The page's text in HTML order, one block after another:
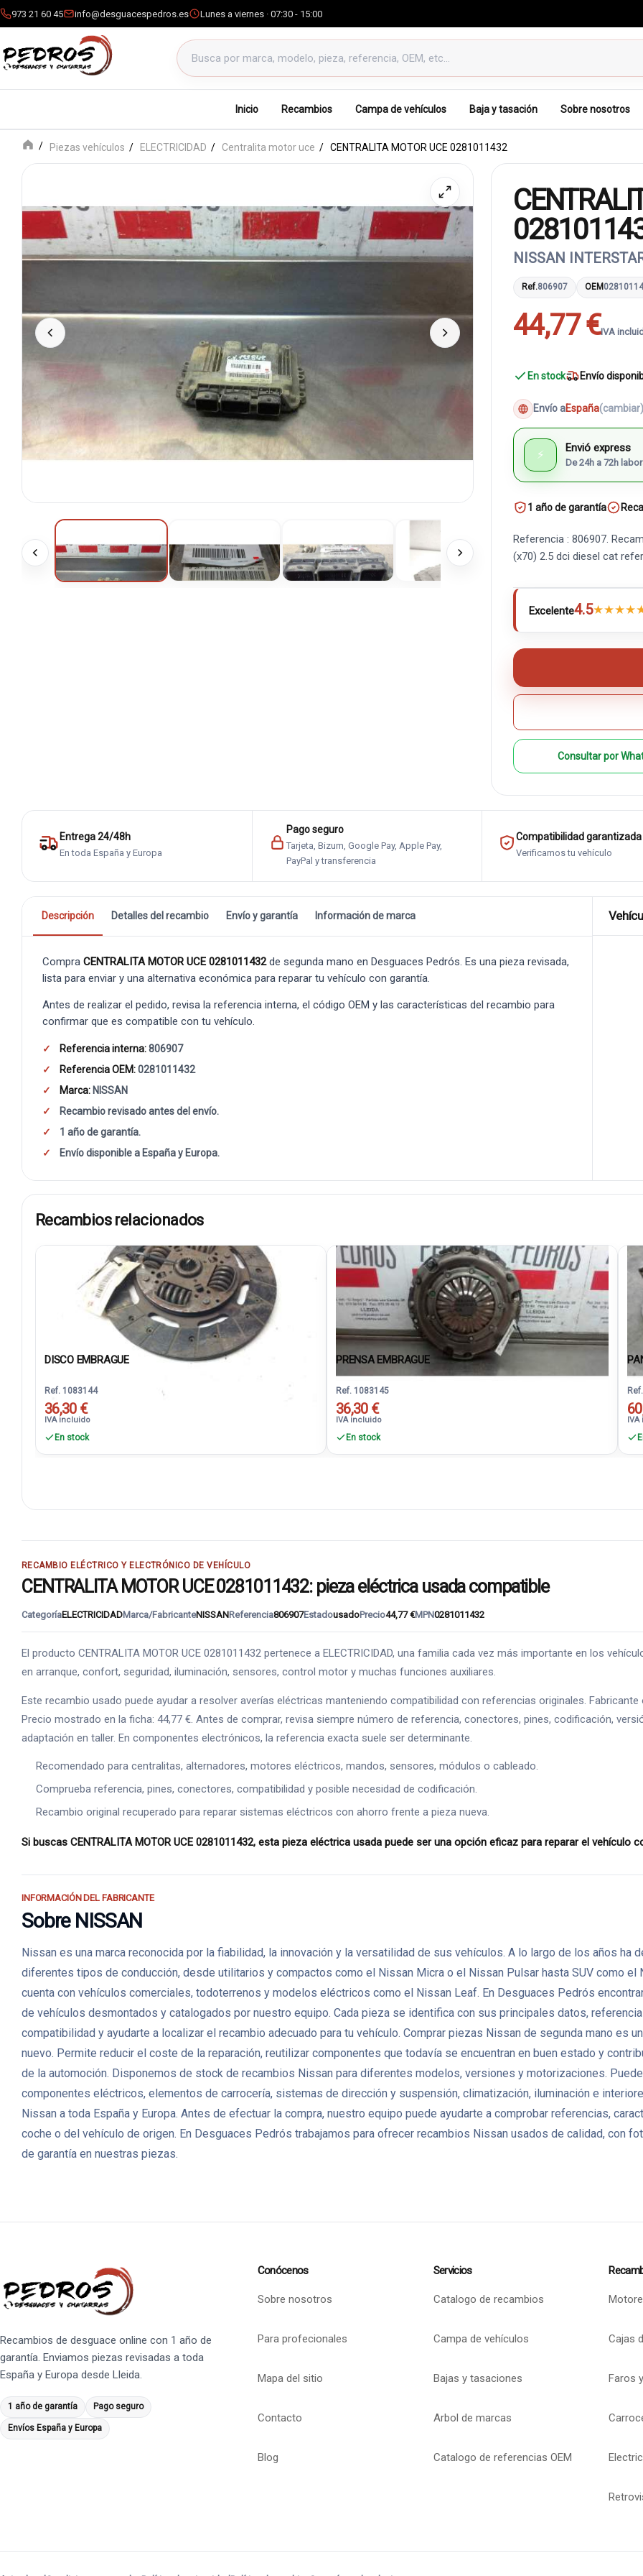
973 21 60 45 info@desguacespedros.es Lunes a viernes · 07:30 - 15:00
Buscar productos
Inicio Recambios Campa de vehículos Baja y tasación Sobre nosotros
Piezas vehículos ELECTRICIDAD Centralita motor uce CENTRALITA MOTOR UCE 0281011432
NISSAN
Ref.806907 OEM
44,77 €IVA
En stock Envío
Envío aEspaña(cambiar)
⚡ Envió express
De 24h a 72h
1 año de garantía
Referencia : 806907.
(x70) 2.5 dci diesel cat
Excelente4.5★★★★
Consultar por
Entrega 24/48h
En toda España y Europa
Pago seguro
Tarjeta, Bizum, Google Pay, Apple Pay,
PayPal y transferencia
Compatibilidad garantizada
Verificamos tu vehículo
Descripción Detalles del recambio Envío y garantía Información de marca
Compra CENTRALITA MOTOR UCE 0281011432de segunda mano en Desguaces Pedrós. Es una pieza revisada,
lista para enviar y una alternativa económica para reparar tu vehículo con garantía.
Antes de realizar el pedido, revisa la referencia interna, el código OEM y las características del recambio para
confirmar que es compatible con tu vehículo.
Referencia interna:806907
Referencia OEM:0281011432
Marca: NISSAN
Recambio revisado antes del envío.
1 año de garantía.
Envío disponible a España y Europa.
Recambios relacionados
DISCO EMBRAGUE
Ref. 1083144
36,30 €
IVA incluido
En stock
PRENSA EMBRAGUE
Ref. 1083145
36,30 €
IVA incluido
En stock
RECAMBIO ELÉCTRICO Y ELECTRÓNICO DE VEHÍCULO
CENTRALITA MOTOR UCE 0281011432: pieza eléctrica usada compatible
CategoríaELECTRICIDADMarca/FabricanteNISSANReferencia806907EstadousadoPrecio44,77 €MPN0281011432
El producto CENTRALITA MOTOR UCE 0281011432 pertenece a ELECTRICIDAD, una familia cada vez más importante en los
en arranque, confort, seguridad, iluminación, sensores, control motor y muchas funciones auxiliares.
Este recambio usado puede ayudar a resolver averías eléctricas manteniendo compatibilidad con referencias originales.
Precio mostrado en la ficha: 44,77 €. Antes de comprar, revisa siempre número de referencia, conectores, pines, codificación,
adaptación en taller. En componentes electrónicos, la referencia exacta suele ser determinante.
Recomendado para centralitas, alternadores, motores eléctricos, mandos, sensores, módulos o cableado.
Comprueba referencia, pines, conectores, compatibilidad y posible necesidad de codificación.
Recambio original recuperado para reparar sistemas eléctricos con ahorro frente a pieza nueva.
Si buscas CENTRALITA MOTOR UCE 0281011432, esta pieza eléctrica usada puede ser una opción eficaz para reparar el vehículo
INFORMACIÓN DEL FABRICANTE
Sobre NISSAN
Nissan es una marca reconocida por la fiabilidad, la innovación y la versatilidad de sus vehículos. A lo largo de los años ha
diferentes tipos de conducción, desde utilitarios y compactos como el Nissan Micra o el Nissan Pulsar hasta SUV como el
cuenta con vehículos comerciales, todoterrenos y modelos eléctricos como el Nissan Leaf. En Desguaces Pedrós
de vehículos desmontados y catalogados por nuestro equipo. Cada pieza se identifica con sus principales datos,
compatibilidad y ayudarte a localizar el recambio adecuado para tu vehículo. Comprar piezas Nissan de segunda mano es
nuevo. Permite reducir el coste de la reparación, reutilizar componentes que todavía se encuentran en buen estado y
de la automoción. Disponemos de stock de recambios Nissan para diferentes modelos, versiones y motorizaciones.
componentes eléctricos, elementos de carrocería, sistemas de dirección y suspensión, climatización, iluminación e
Nissan a toda España y Europa. Antes de efectuar la compra, nuestro equipo puede ayudarte a comprobar referencias,
coche o del vehículo de origen. En Desguaces Pedrós trabajamos para ofrecer recambios Nissan usados de calidad, con
de garantía en nuestras piezas.
Recambios de desguace online con 1 año de
garantía. Enviamos piezas revisadas a toda
España y Europa desde Lleida.
1 año de garantía Pago seguro
Envíos España y Europa
Conócenos
Sobre nosotros
Para profecionales
Mapa del sitio
Contacto
Blog
Servicios
Catalogo de recambios
Campa de vehículos
Bajas y tasaciones
Arbol de marcas
Catalogo de referencias OEM
Cajas
Faros